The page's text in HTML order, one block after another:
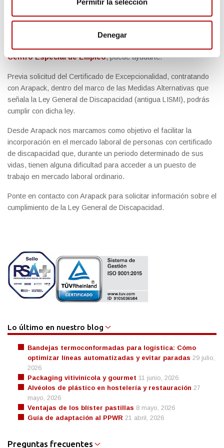
Permitir la selección
Denegar
Si eres de las empresas que, por alguna razón, no cumple con el
cupo de reserva a favor de las personas con discapacidad que
Centro Especial de Empleo, puede ayudarte.
Previa solicitud del Certificado de Excepcionalidad, contratando
con Arapack, dentro del marco de las Medidas Alternativas que
señala la Ley General de Discapacidad (antigua LISMI), podrás
cumplir con dicha ley.
Desde Arapack nos marcamos como objetivo el facilitar la
incorporación en el mercado laboral de personas con certificado
de discapacidad que, durante un periodo determinado de sus
vidas, tienen alguna dificultad para acceder a un puesto de
trabajo en mercado laboral ordinario.
Ponte en contacto con Arapack para solicitar información sobre el
cumplimiento de la Ley General de Discapacidad.
Lo último en nuestro blog
Bandejas termoconformadas para logística: Cómo
optimizar líneas automatizadas y evitar paradas 29 julio,
2026
Packaging vitivinícola y gourmet 11 junio, 2026
Alvéolos de plástico en hostelería y restauración 27
mayo, 2026
Ventajas de los blíster pastillas 8 mayo, 2026
Guía de adaptación al PPWR 21 abril, 2026
Preguntas frecuentes